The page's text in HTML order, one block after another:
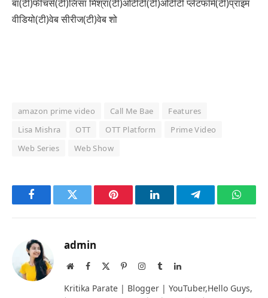
बा(टी)फीचर्स(टी)लिसा मिश्रा(टी)ओटीटी(टी)ओटीटी प्लेटफॉर्म(टी)प्राइम
वीडियो(टी)वेब सीरीज(टी)वेब शो
amazon prime video Call Me Bae
Features
Lisa Mishra
OTT OTT Platform
Prime Video
Web Series
Web Show
FacebookTwitter Pinterest LinkedInTelegram
admin
WebsiteFacebook PinterestInstagram
TumblrLinkedIn
Kritika Parate | Blogger | YouTuber,Hello Guys,